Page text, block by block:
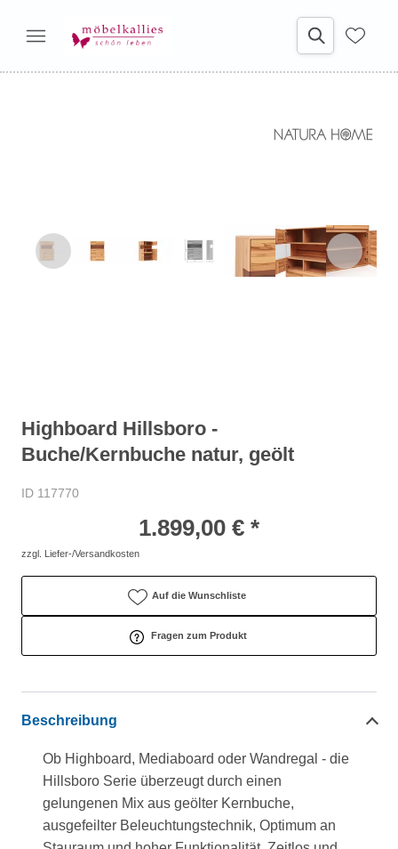
Highboard Hillsboro -
Buche/Kernbuche natur, geölt
ID 117770
1.899,00 € *
zzgl. Liefer-/Versandkosten
Auf die Wunschliste
Fragen zum Produkt
Beschreibung
Ob Highboard, Mediaboard oder Wandregal - die
Hillsboro Serie überzeugt durch einen
gelungenen Mix aus geölter Kernbuche,
ausgefeilter Beleuchtungstechnik, Optimum an